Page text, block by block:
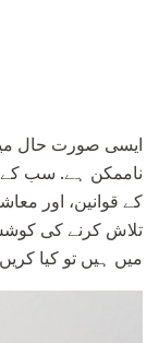
ایسی صورت حال
ناممکن ہے. سب
کے قوانین، اور
تلاش کرنے کی
میں ہیں تو کیا